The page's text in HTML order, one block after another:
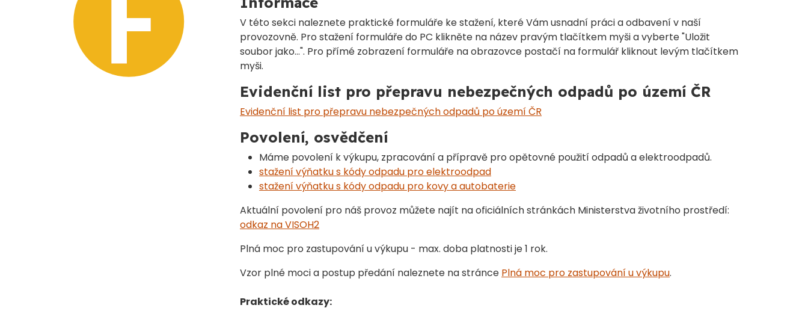
V této sekci naleznete praktické formuláře ke stažení, které Vám usnadní práci a odbavení v naší
provozovně. Pro stažení formuláře do PC klikněte na název pravým tlačítkem myši a vyberte "Uložit
soubor jako...". Pro přímé zobrazení formuláře na obrazovce postačí na formulář kliknout levým tlačítkem
myši.
Evidenční list pro přepravu nebezpečných odpadů po území ČR
Evidenční list pro přepravu nebezpečných odpadů po území ČR
Povolení, osvědčení
Máme povolení k výkupu, zpracování a přípravě pro opětovné použití odpadů a elektroodpadů.
stažení výňatku s kódy odpadu pro elektroodpad
stažení výňatku s kódy odpadu pro kovy a autobaterie
Aktuální povolení pro náš provoz můžete najít na oficiálních stránkách Ministerstva životního prostředí:
odkaz na VISOH2
Plná moc pro zastupování u výkupu - max. doba platnosti je 1 rok.
Vzor plné moci a postup předání naleznete na stránce Plná moc pro zastupování u výkupu.
Praktické odkazy: